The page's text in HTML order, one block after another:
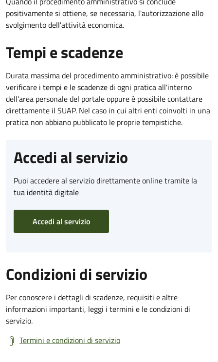
positivamente si ottiene, se necessaria, l'autorizzazione allo
svolgimento dell'attività economica.
Tempi e scadenze
Durata massima del procedimento amministrativo: è possibile
verificare i tempi e le scadenze di ogni pratica all'interno
dell'area personale del portale oppure è possibile contattare
direttamente il SUAP. Nel caso in cui altri enti coinvolti in una
pratica non abbiano pubblicato le proprie tempistiche.
Accedi al servizio
Puoi accedere al servizio direttamente online tramite la
tua identità digitale
Accedi al servizio
Condizioni di servizio
Per conoscere i dettagli di scadenze, requisiti e altre
informazioni importanti, leggi i termini e le condizioni di
servizio.
Termini e condizioni di servizio